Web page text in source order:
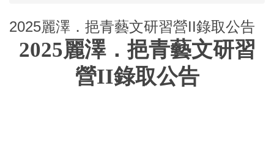
2025麗澤．挹青藝文研習營II錄取公告
2025麗澤．挹青藝文研習
營II錄取公告